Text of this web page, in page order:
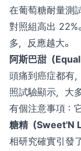
在葡萄糖耐量測
對照組高出
多，反應越大。
阿斯巴甜（
頭痛到癌症都有
照試驗顯示，大
有個注意事項：
糖精（Sweet'N
相研究確實引發